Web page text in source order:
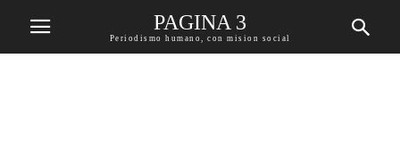
PAGINA 3
Periodismo humano, con mision social